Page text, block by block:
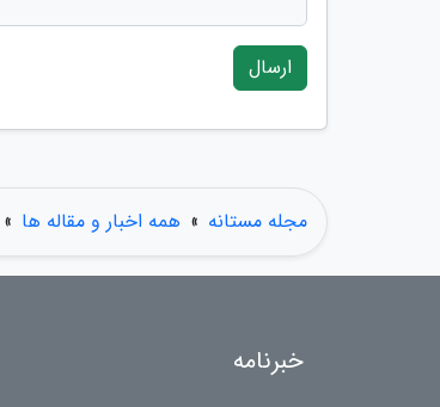
ارسال
مجله مستانه » همه اخبار و مقاله ها »
خبرنامه